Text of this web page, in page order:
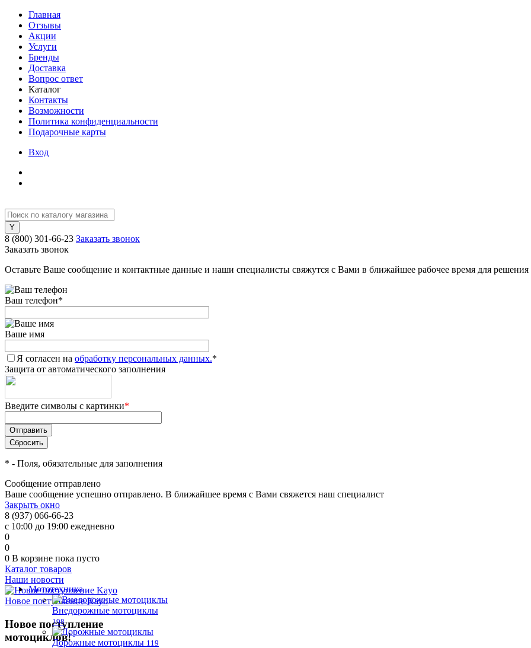
Главная
Отзывы
Акции
Услуги
Бренды
Доставка
Вопрос ответ
Каталог
Контакты
Возможности
Политика конфиденциальности
Подарочные карты
Вход
8 (800) 301-66-23 Заказать звонок
Заказать звонок
Оставьте Ваше сообщение и контактные данные и наши специалисты свяжутся с Вами в ближайшее рабочее время для
Ваш телефон*
Ваше имя
Я согласен на обработку персональных данных.*
Защита от автоматического заполнения
Введите символы с картинки*
* - Поля, обязательные для заполнения
Сообщение отправлено
Ваше сообщение успешно отправлено. В ближайшее время с Вами свяжется наш специалист
Закрыть окно
8 (937) 066-66-23
с 10:00 до 19:00 ежедневно
0
0
0 В корзине пока пусто
Каталог товаров
Мототехника
Внедорожные мотоциклы
198
Дорожные мотоциклы 119
Наши новости
Новое поступление Kayo
Новое поступление
мотоциклов!